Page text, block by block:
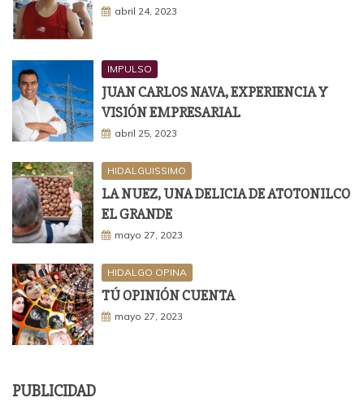
abril 24, 2023
IMPULSO
JUAN CARLOS NAVA, EXPERIENCIA Y
VISIÓN EMPRESARIAL
abril 25, 2023
HIDALGUISSIMO
LA NUEZ, UNA DELICIA DE ATOTONILCO
EL GRANDE
mayo 27, 2023
HIDALGO OPINA
TÚ OPINIÓN CUENTA
mayo 27, 2023
PUBLICIDAD